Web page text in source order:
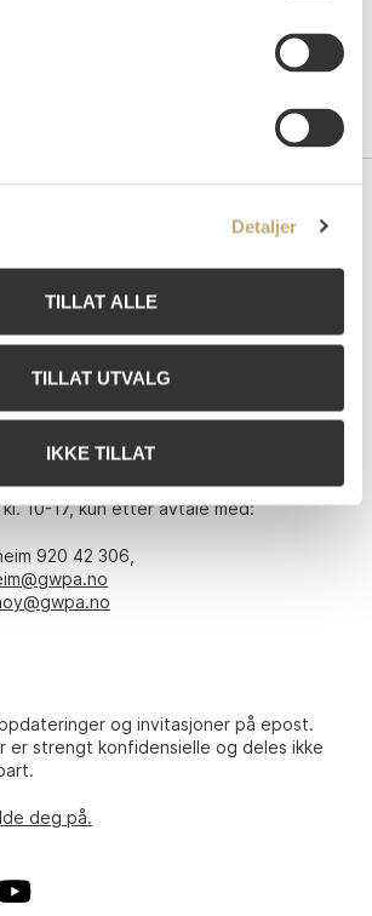
Detaljer
TILLAT ALLE
TILLAT UTVALG
IKKE TILLAT
Auksjoner AS
10-17, kun etter avtale med:
920 42 306,
og invitasjoner på epost.
er strengt konfidensielle og deles ikke
deg på.